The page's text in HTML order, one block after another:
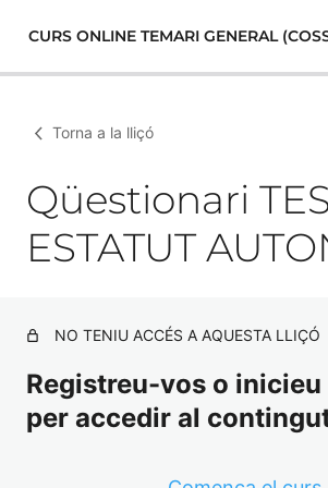
CURS ONLINE TEMARI GENERAL
Torna a la lliçó
Qüestionari
ESTATUT
NO TENIU ACCÉS A AQUESTA LLIÇÓ
Registreu-vos o inicieu
per accedir al